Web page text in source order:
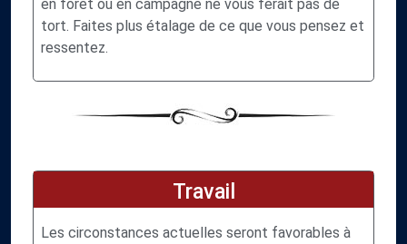
en forêt ou en campagne ne vous ferait pas de
tort. Faites plus étalage de ce que vous pensez et
ressentez.
Travail
Les circonstances actuelles seront favorables à